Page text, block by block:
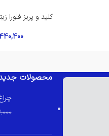
کلید و پریز فلورا
محصولات